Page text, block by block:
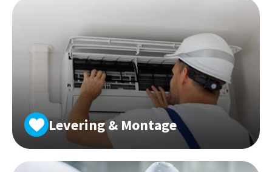
Levering & Montage